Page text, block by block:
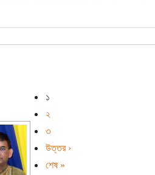
১
২
৩
উত্তর ›
শেষ »